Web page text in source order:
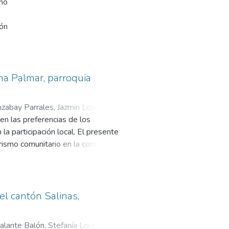
representa una
en Ayangue.
Palmar, parroquia
Parrales, Jazmin Lourdes
las preferencias de los
participación local. El presente
comunitario en la comuna
económicas y
ambiente, la preservación
comunitario se presenta
sino que también
cantón Salinas,
Balón, Stefanía Lourdes